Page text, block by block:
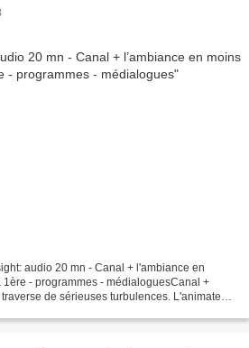
audio 20 mn - Canal + l'ambiance en
- programmes - médialoguesCanal +
de sérieuses turbulences. L'animateur